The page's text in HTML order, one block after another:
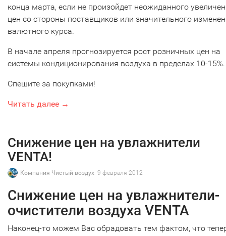
конца марта, если не произойдет неожиданного
цен со стороны поставщиков или значительного
валютного курса.
В начале апреля прогнозируется рост розничных цен на
системы кондиционирования воздуха в пределах 10-15%.
Спешите за покупками!
Читать далее →
Снижение цен на увлажнители
VENTA!
Компания Чистый воздух 9 февраля 2012
Снижение цен на увлажнители-
очистители воздуха VENTA
Наконец-то можем Вас обрадовать тем фактом, что